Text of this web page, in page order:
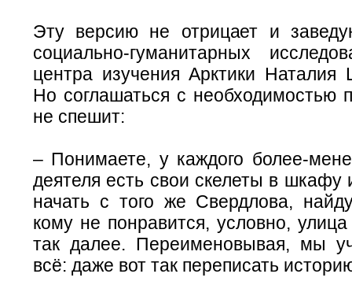
Эту версию не отрицает и
социально-гуманитарных
центра изучения Арктики Наталия
Но соглашаться с необходимостью
не спешит:
– Понимаете, у каждого более-
деятеля есть свои скелеты в шкафу
начать с того же Свердлова,
кому не понравится, условно,
так далее. Переименовывая, мы
всё: даже вот так переписать